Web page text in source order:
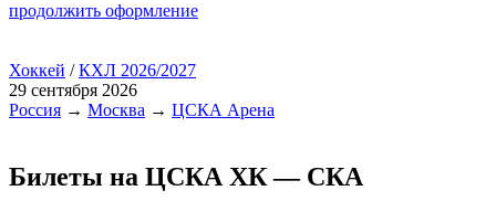
продолжить оформление
Хоккей /КХЛ 2026/2027
29 сентября 2026
Россия → Москва → ЦСКА Арена
Билеты на ЦСКА ХК — СКА